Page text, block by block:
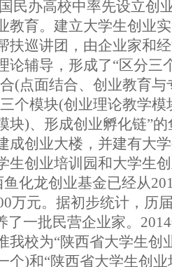
民办高校中率先设立创
教育。建立大学生创业
扶巡讲团，由企业家和
论辅导，形成了“区分三
(点面结合、创业教育
个模块(创业理论教学
块)、形成创业孵化链”
成创业大楼，并建有大
生创业培训园和大学生
化龙创业基金已经从
万元。据初步统计，历
了一批民营企业家。
我校为“陕西省大学生创
个)和“陕西省大学生创业